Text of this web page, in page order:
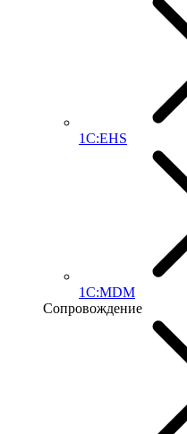
1С:EHS
1С:MDM
Сопровождение